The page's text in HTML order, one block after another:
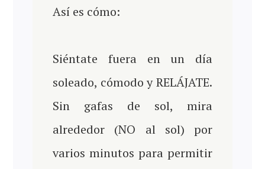
Así es cómo:
Siéntate fuera en un día
soleado, cómodo y RELÁJATE.
Sin gafas de sol, mira
alrededor (NO al sol) por
varios minutos para permitir